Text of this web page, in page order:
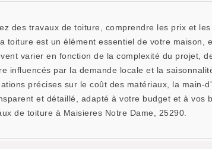
des travaux de toiture, comprendre les prix et
toiture est un élément essentiel de votre
varier en fonction de la complexité du projet,
influencés par la demande locale et la
précises sur le coût des matériaux, la
et détaillé, adapté à votre budget et à
de toiture à Maisieres Notre Dame, 25290.